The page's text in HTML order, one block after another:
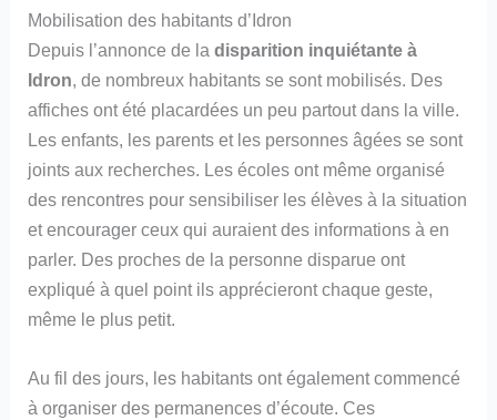
Mobilisation des habitants d’Idron
Depuis l’annonce de ladisparition inquiétante à
Idron, de nombreux habitants se sont mobilisés. Des
affiches ont été placardées un peu partout dans la ville.
Les enfants, les parents et les personnes âgées se sont
joints aux recherches. Les écoles ont même organisé
des rencontres pour sensibiliser les élèves à la situation
et encourager ceux qui auraient des informations à en
parler. Des proches de la personne disparue ont
expliqué à quel point ils apprécieront chaque geste,
même le plus petit.
Au fil des jours, les habitants ont également commencé
à organiser des permanences d’écoute. Ces